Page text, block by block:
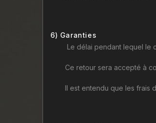
6) Garanties
Le délai pendant lequel le
Ce retour sera accepté à
Il est entendu que les frais